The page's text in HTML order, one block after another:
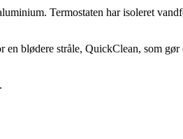
Termostaten har isoleret
blødere stråle, QuickClean, som